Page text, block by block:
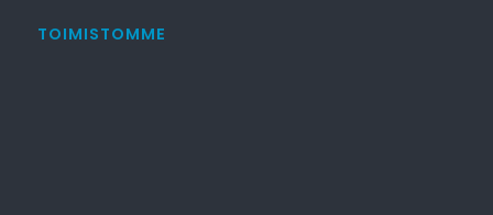
TOIMISTOMME